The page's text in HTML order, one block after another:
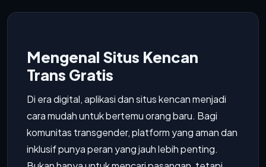
Mengenal Situs Kencan
Trans Gratis
Di era digital, aplikasi dan situs kencan menjadi
cara mudah untuk bertemu orang baru. Bagi
komunitas transgender, platform yang aman dan
inklusif punya peran yang jauh lebih penting.